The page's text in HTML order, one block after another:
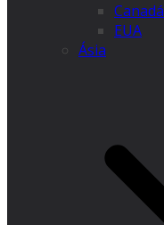
Canadá
EUA
Ásia